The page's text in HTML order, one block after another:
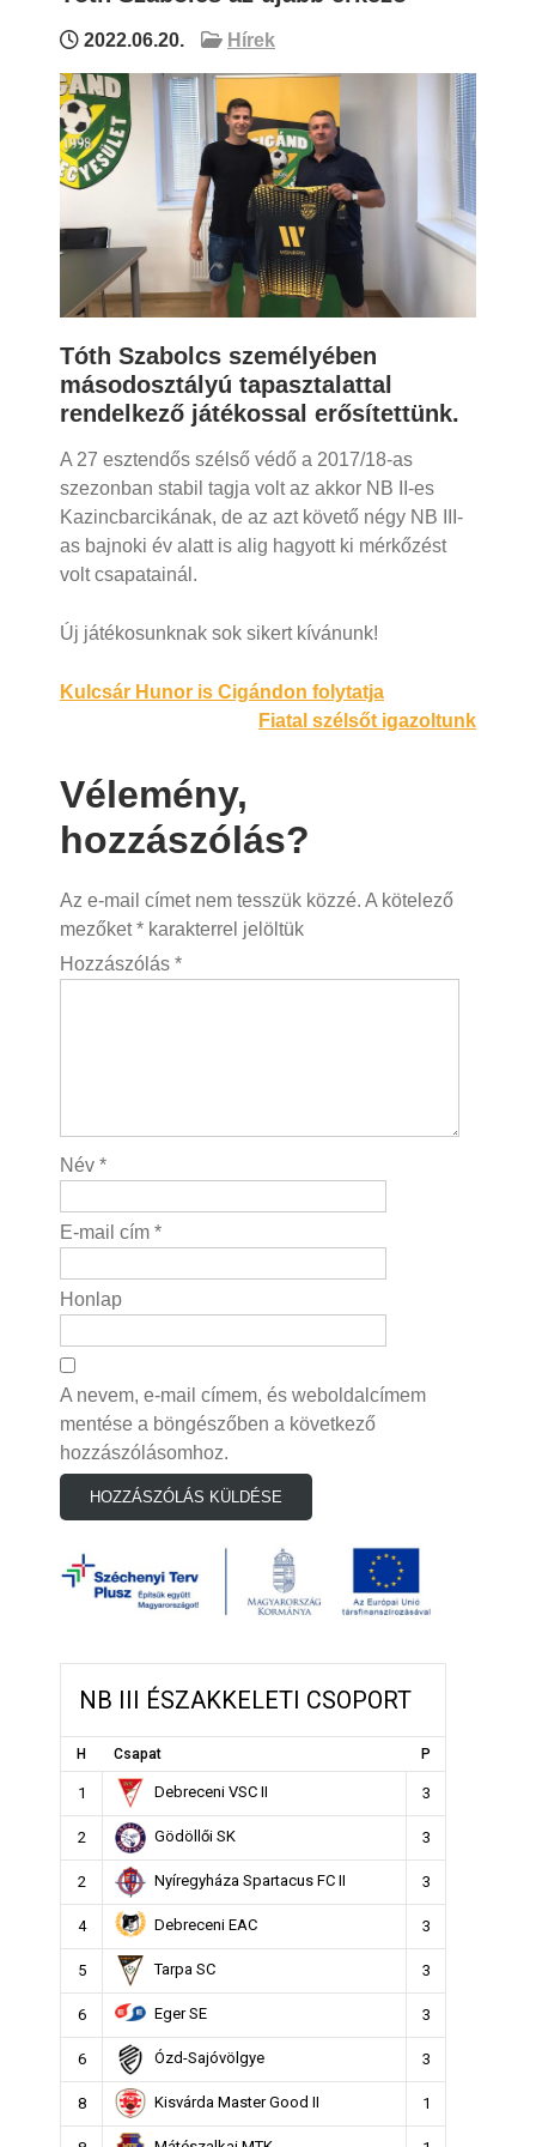
2022.06.20. Hírek
Tóth Szabolcs személyében
másodosztályú tapasztalattal
rendelkező játékossal erősítettünk.
A 27 esztendős szélső védő a 2017/18-as
szezonban stabil tagja volt az akkor NB II-es
Kazincbarcikának, de az azt követő négy NB III-
as bajnoki év alatt is alig hagyott ki mérkőzést
volt csapatainál.
Új játékosunknak sok sikert kívánunk!
Bejegyzés
Kulcsár Hunor is Cigándon folytatja
Fiatal szélsőt igazoltunk
Vélemény,
hozzászólás?
Az e-mail címet nem tesszük közzé. A kötelező
mezőket* karakterrel jelöltük
Hozzászólás *
Név *
E-mail cím *
Honlap
A nevem, e-mail címem, és weboldalcímem
mentése a böngészőben a következő
hozzászólásomhoz.
NB III ÉSZAKKELETI CSOPORT
H Csapat P
1 Debreceni VSC II 3
2 Gödöllői SK 3
2 Nyíregyháza Spartacus FC II 3
4 Debreceni EAC 3
5 Tarpa SC 3
6 Eger SE 3
6 Ózd-Sajóvölgye 3
8 Kisvárda Master Good II 1